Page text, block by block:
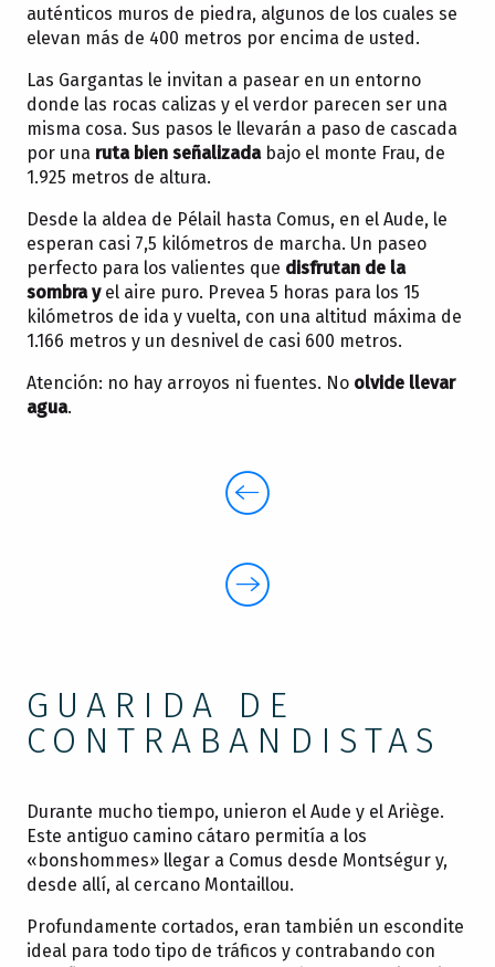
auténticos muros de piedra, algunos de los cuales se
elevan más de 400 metros por encima de usted.
Las Gargantas le invitan a pasear en un entorno
donde las rocas calizas y el verdor parecen ser una
misma cosa. Sus pasos le llevarán a paso de cascada
por una ruta bien señalizadabajo el monte Frau, de
1.925 metros de altura.
Desde la aldea de Pélail hasta Comus, en el Aude, le
esperan casi 7,5 kilómetros de marcha. Un paseo
perfecto para los valientes que disfrutan de la
sombra yel aire puro. Prevea 5 horas para los 15
kilómetros de ida y vuelta, con una altitud máxima de
1.166 metros y un desnivel de casi 600 metros.
Atención: no hay arroyos ni fuentes. No olvide llevar
agua.
GUARIDA DE
CONTRABANDISTAS
Durante mucho tiempo, unieron el Aude y el Ariège.
Este antiguo camino cátaro permitía a los
«bonshommes» llegar a Comus desde Montségur y,
desde allí, al cercano Montaillou.
Profundamente cortados, eran también un escondite
ideal para todo tipo de tráficos y contrabando con